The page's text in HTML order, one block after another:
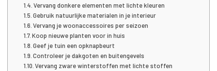
Vervang donkere elementen met lichte kleuren
Gebruik natuurlijke materialen in je interieur
Vervang je woonaccessoires per seizoen
Koop nieuwe planten voor in huis
Geef je tuin een opknapbeurt
Controleer je dakgoten en buitengevels
Vervang zware winterstoffen met lichte stoffen